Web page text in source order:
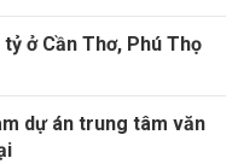
ở Cần Thơ, Phú Thọ
dự án trung tâm văn